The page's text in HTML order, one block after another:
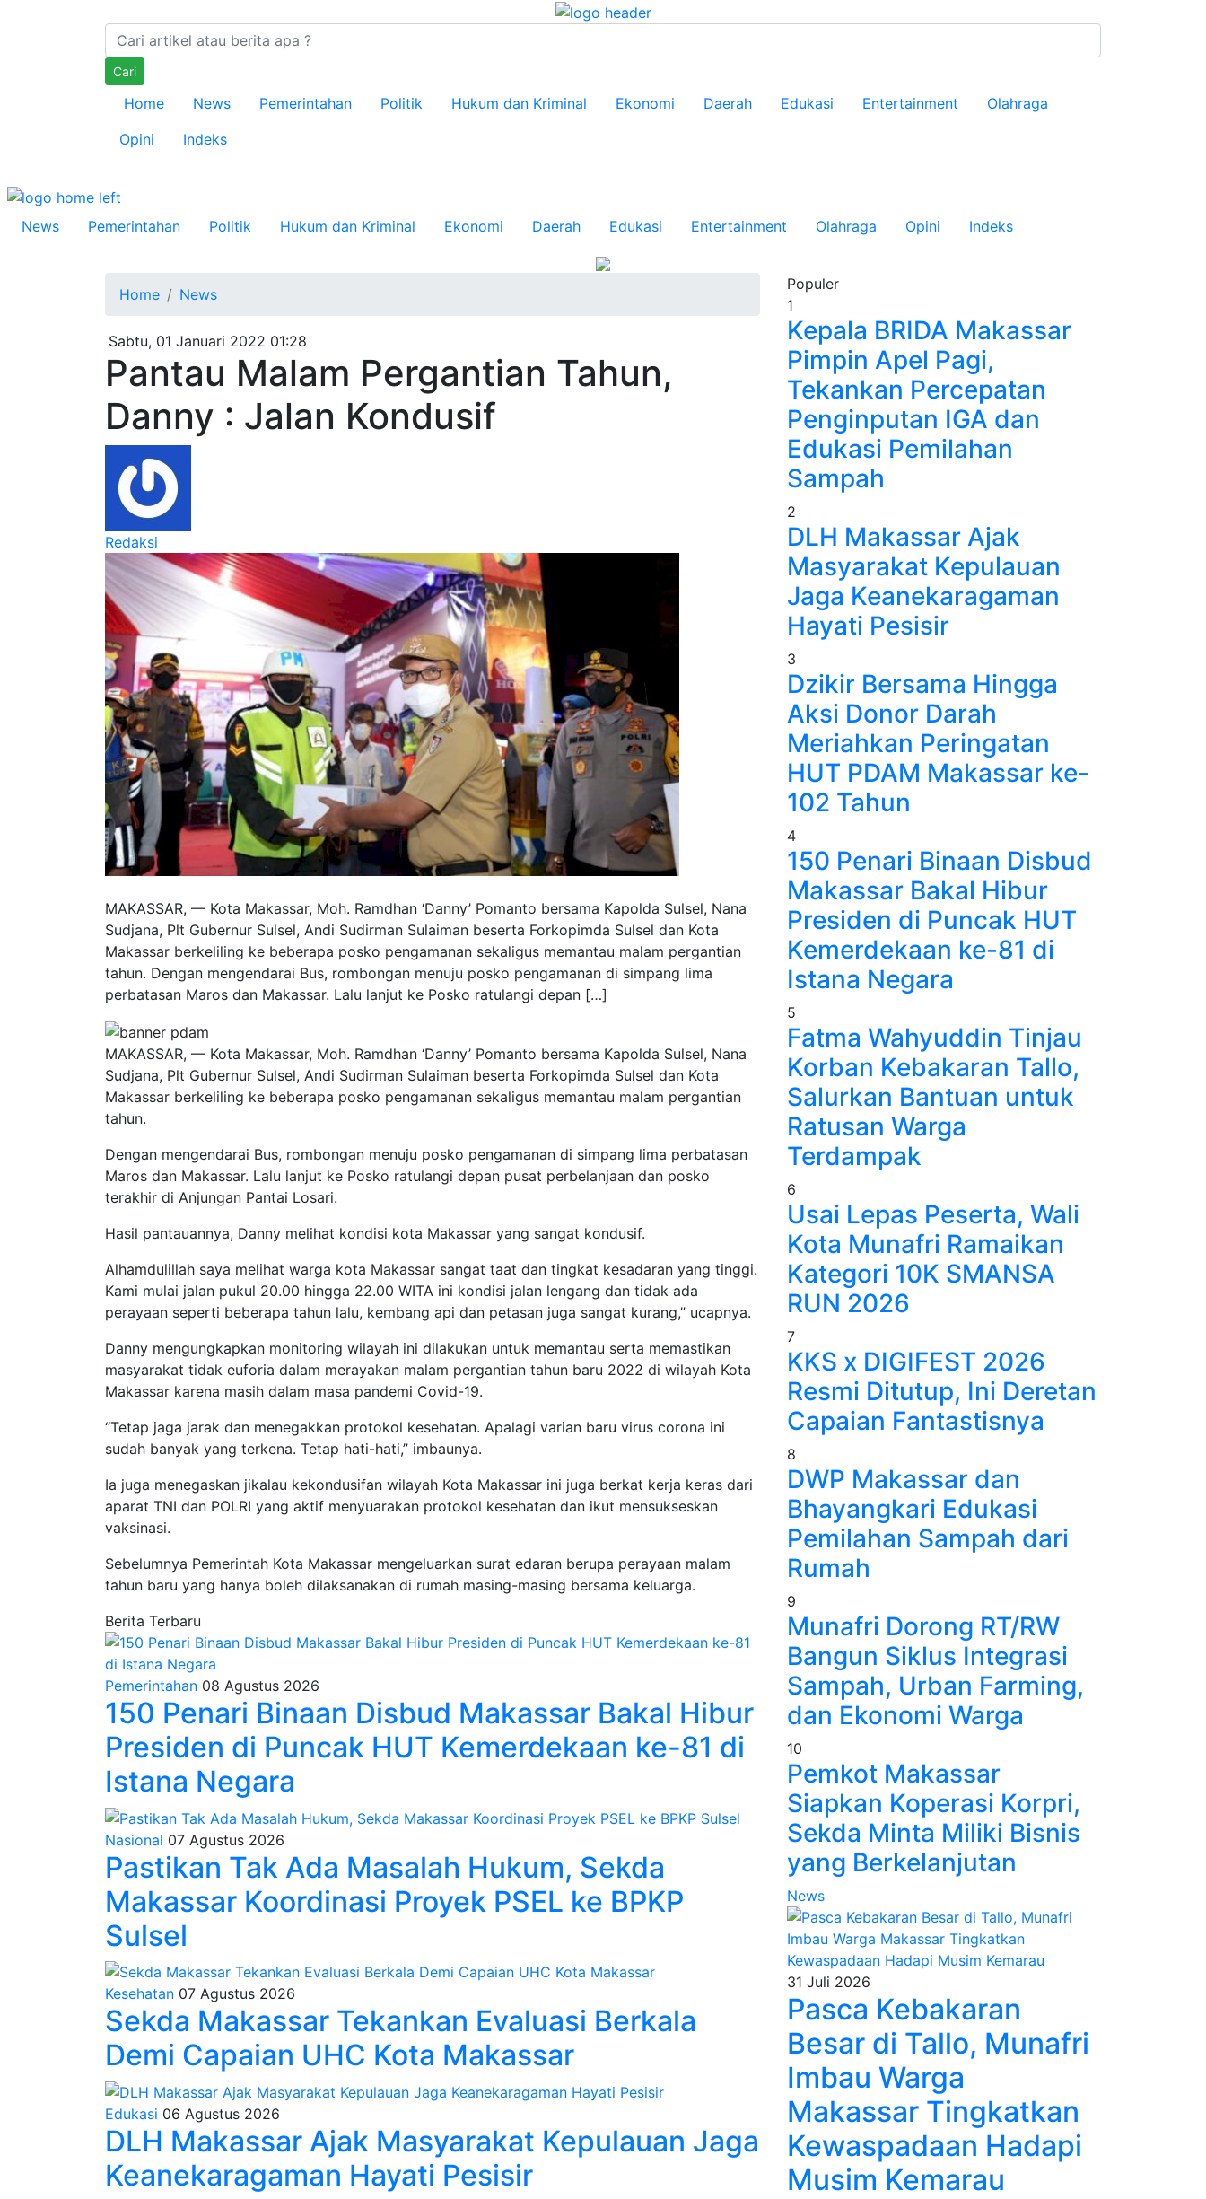
Cari
Home News Pemerintahan Politik Hukum dan Kriminal Ekonomi Daerah Edukasi Entertainment
Olahraga
Opini
Indeks
News Pemerintahan Politik Hukum dan Kriminal Ekonomi Daerah Edukasi Entertainment Olahraga Opini Indeks
Home News
Sabtu, 01 Januari 2022 01:28
Pantau Malam Pergantian Tahun,
Danny : Jalan Kondusif
Redaksi
MAKASSAR, — Kota Makassar, Moh. Ramdhan ‘Danny’ Pomanto bersama Kapolda Sulsel, Nana
Sudjana, Plt Gubernur Sulsel, Andi Sudirman Sulaiman beserta Forkopimda Sulsel dan Kota
Makassar berkeliling ke beberapa posko pengamanan sekaligus memantau malam pergantian
tahun. Dengan mengendarai Bus, rombongan menuju posko pengamanan di simpang lima
perbatasan Maros dan Makassar. Lalu lanjut ke Posko ratulangi depan […]
MAKASSAR, — Kota Makassar, Moh. Ramdhan ‘Danny’ Pomanto bersama Kapolda Sulsel, Nana
Sudjana, Plt Gubernur Sulsel, Andi Sudirman Sulaiman beserta Forkopimda Sulsel dan Kota
Makassar berkeliling ke beberapa posko pengamanan sekaligus memantau malam pergantian
tahun.
Dengan mengendarai Bus, rombongan menuju posko pengamanan di simpang lima perbatasan
Maros dan Makassar. Lalu lanjut ke Posko ratulangi depan pusat perbelanjaan dan posko
terakhir di Anjungan Pantai Losari.
Hasil pantauannya, Danny melihat kondisi kota Makassar yang sangat kondusif.
Alhamdulillah saya melihat warga kota Makassar sangat taat dan tingkat kesadaran yang tinggi.
Kami mulai jalan pukul 20.00 hingga 22.00 WITA ini kondisi jalan lengang dan tidak ada
perayaan seperti beberapa tahun lalu, kembang api dan petasan juga sangat kurang,” ucapnya.
Danny mengungkapkan monitoring wilayah ini dilakukan untuk memantau serta memastikan
masyarakat tidak euforia dalam merayakan malam pergantian tahun baru 2022 di wilayah Kota
Makassar karena masih dalam masa pandemi Covid-19.
“Tetap jaga jarak dan menegakkan protokol kesehatan. Apalagi varian baru virus corona ini
sudah banyak yang terkena. Tetap hati-hati,” imbaunya.
Ia juga menegaskan jikalau kekondusifan wilayah Kota Makassar ini juga berkat kerja keras dari
aparat TNI dan POLRI yang aktif menyuarakan protokol kesehatan dan ikut mensukseskan
vaksinasi.
Sebelumnya Pemerintah Kota Makassar mengeluarkan surat edaran berupa perayaan malam
tahun baru yang hanya boleh dilaksanakan di rumah masing-masing bersama keluarga.
Berita Terbaru
Pemerintahan 08 Agustus 2026
150 Penari Binaan Disbud Makassar Bakal Hibur
Presiden di Puncak HUT Kemerdekaan ke-81 di
Istana Negara
Nasional 07 Agustus 2026
Pastikan Tak Ada Masalah Hukum, Sekda
Makassar Koordinasi Proyek PSEL ke BPKP
Sulsel
Kesehatan 07 Agustus 2026
Sekda Makassar Tekankan Evaluasi Berkala
Demi Capaian UHC Kota Makassar
Edukasi 06 Agustus 2026
DLH Makassar Ajak Masyarakat Kepulauan Jaga
Keanekaragaman Hayati Pesisir
Populer
1
Kepala BRIDA Makassar
Pimpin Apel Pagi,
Tekankan Percepatan
Penginputan IGA dan
Edukasi Pemilahan
Sampah
2
DLH Makassar Ajak
Masyarakat Kepulauan
Jaga Keanekaragaman
Hayati Pesisir
3
Dzikir Bersama Hingga
Aksi Donor Darah
Meriahkan Peringatan
HUT PDAM Makassar ke-
102 Tahun
4
150 Penari Binaan Disbud
Makassar Bakal Hibur
Presiden di Puncak HUT
Kemerdekaan ke-81 di
Istana Negara
5
Fatma Wahyuddin Tinjau
Korban Kebakaran Tallo,
Salurkan Bantuan untuk
Ratusan Warga
Terdampak
6
Usai Lepas Peserta, Wali
Kota Munafri Ramaikan
Kategori 10K SMANSA
RUN 2026
7
KKS x DIGIFEST 2026
Resmi Ditutup, Ini Deretan
Capaian Fantastisnya
8
DWP Makassar dan
Bhayangkari Edukasi
Pemilahan Sampah dari
Rumah
9
Munafri Dorong RT/RW
Bangun Siklus Integrasi
Sampah, Urban Farming,
dan Ekonomi Warga
10
Pemkot Makassar
Siapkan Koperasi Korpri,
Sekda Minta Miliki Bisnis
yang Berkelanjutan
News
31 Juli 2026
Pasca Kebakaran
Besar di Tallo, Munafri
Imbau Warga
Makassar Tingkatkan
Kewaspadaan Hadapi
Musim Kemarau